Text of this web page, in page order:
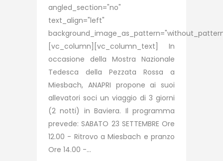
angled_section="no"
text_align="left"
[vc_column][vc_column_text] In
occasione della Mostra Nazionale
Tedesca della Pezzata Rossa a
Miesbach, ANAPRI propone ai suoi
allevatori soci un viaggio di 3 giorni
(2 notti) in Baviera. Il programma
prevede: SABATO 23 SETTEMBRE Ore
12.00 - Ritrovo a Miesbach e pranzo
Ore 14.00 -...